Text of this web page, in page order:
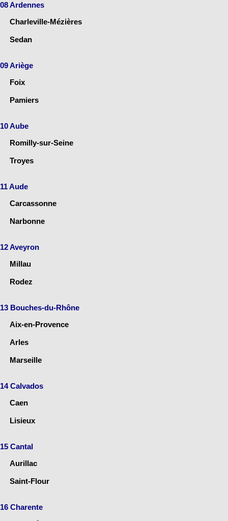
08 Ardennes
Charleville-Mézières
Sedan
09 Ariège
Foix
Pamiers
10 Aube
Romilly-sur-Seine
Troyes
11 Aude
Carcassonne
Narbonne
12 Aveyron
Millau
Rodez
13 Bouches-du-Rhône
Aix-en-Provence
Arles
Marseille
14 Calvados
Caen
Lisieux
15 Cantal
Aurillac
Saint-Flour
16 Charente